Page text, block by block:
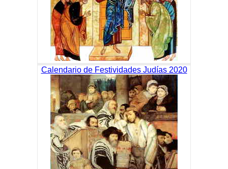
Calendario de Festividades Judías 2020